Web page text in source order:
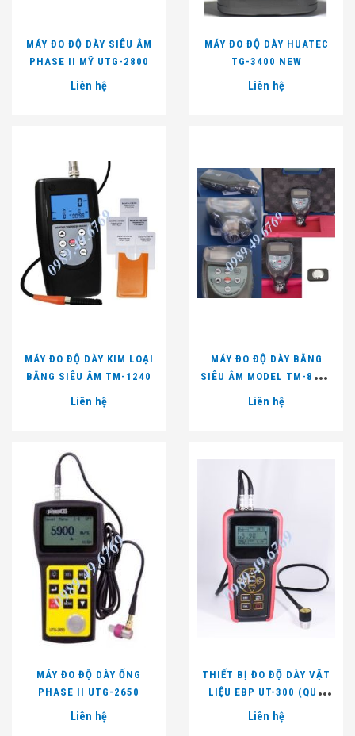
MÁY ĐO ĐỘ DÀY SIÊU ÂM
PHASE II MỸ UTG-2800
Liên hệ
MÁY ĐO ĐỘ DÀY HUATEC
TG-3400 NEW
Liên hệ
MÁY ĐO ĐỘ DÀY KIM LOẠI
BẰNG SIÊU ÂM TM-1240
Liên hệ
MÁY ĐO ĐỘ DÀY BẰNG
SIÊU ÂM MODEL TM-8816
GAUGE
Liên hệ
MÁY ĐO ĐỘ DÀY ỐNG
PHASE II UTG-2650
Liên hệ
THIẾT BỊ ĐO ĐỘ DÀY VẬT
LIỆU EBP UT-300 (QUA
LỚP SƠN)
Liên hệ